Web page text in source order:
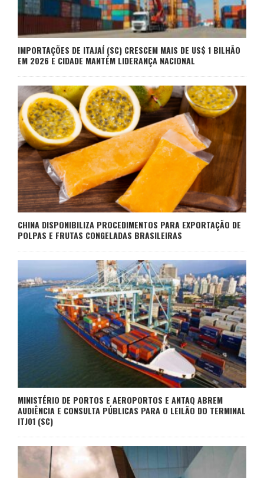
IMPORTAÇÕES DE ITAJAÍ (SC) CRESCEM MAIS DE US$ 1 BILHÃO
EM 2026 E CIDADE MANTÉM LIDERANÇA NACIONAL
CHINA DISPONIBILIZA PROCEDIMENTOS PARA EXPORTAÇÃO DE
POLPAS E FRUTAS CONGELADAS BRASILEIRAS
MINISTÉRIO DE PORTOS E AEROPORTOS E ANTAQ ABREM
AUDIÊNCIA E CONSULTA PÚBLICAS PARA O LEILÃO DO TERMINAL
ITJ01 (SC)